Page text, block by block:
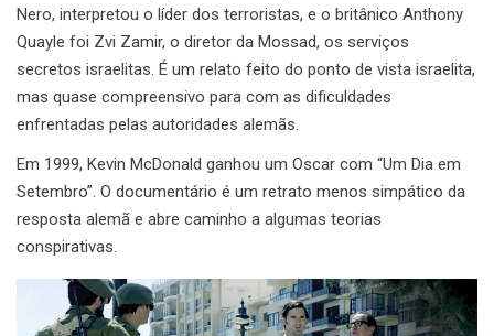
Nero, interpretou o líder dos terroristas, e o britânico Anthony
Quayle foi Zvi Zamir, o diretor da Mossad, os serviços
secretos israelitas. É um relato feito do ponto de vista israelita,
mas quase compreensivo para com as dificuldades
enfrentadas pelas autoridades alemãs.
Em 1999, Kevin McDonald ganhou um Oscar com “Um Dia em
Setembro”. O documentário é um retrato menos simpático da
resposta alemã e abre caminho a algumas teorias
conspirativas.